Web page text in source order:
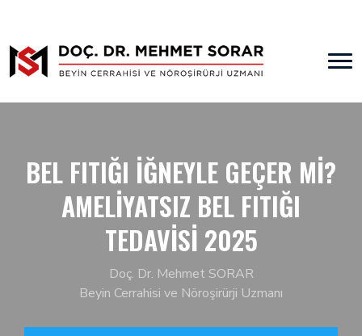
BEL FITIĞI İĞNEYLE GEÇER MI?
AMELIYATSIZ BEL FITIĞI
TEDAVISI 2025
Doç. Dr. Mehmet SORAR
Beyin Cerrahisi ve Nöroşirürji Uzmanı